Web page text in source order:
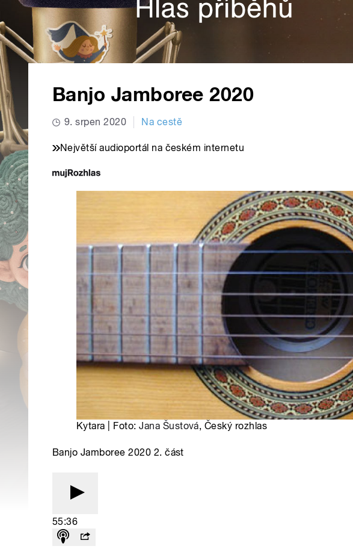
Banjo Jamboree 2020
9. srpen 2020 Na cestě
Největší audioportál na českém internetu
Kytara | Foto:Jana Šustová, Český rozhlas
Banjo Jamboree 2020 2. část
55:36